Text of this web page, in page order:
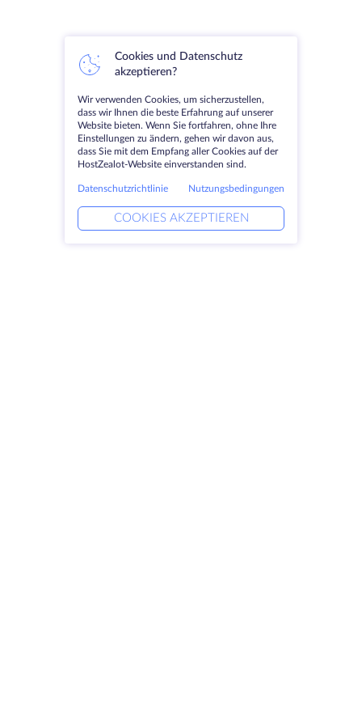
Cookies und Datenschutz
akzeptieren?
Wir verwenden Cookies, um sicherzustellen,
dass wir Ihnen die beste Erfahrung auf unserer
Website bieten. Wenn Sie fortfahren, ohne Ihre
Einstellungen zu ändern, gehen wir davon aus,
dass Sie mit dem Empfang aller Cookies auf der
HostZealot-Website einverstanden sind.
Datenschutzrichtlinie Nutzungsbedingungen
COOKIES AKZEPTIEREN